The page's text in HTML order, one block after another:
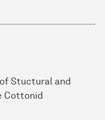
Stuctural and
Cottonid